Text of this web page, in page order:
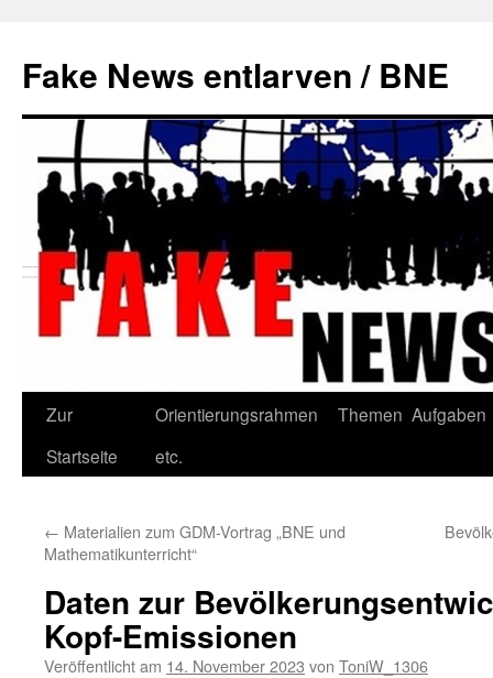
springen
Fake News entlarven / BNE
Zur
Startseite
Orientierungsrahmen
etc.
Themen Aufgaben
← Materialien zum GDM-Vortrag „BNE und
Mathematikunterricht“
Daten zur
Kopf-Emissionen
Veröffentlicht am 14. November 2023 von ToniW_1306